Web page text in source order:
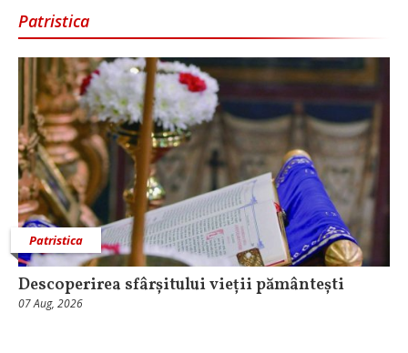
Patristica
Patristica
Descoperirea sfârșitului vieții pământești
07 Aug, 2026